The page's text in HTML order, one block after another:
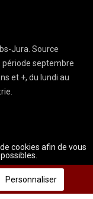
Jura. Source
période septembre
et +, du lundi au
réservés
cookies afin de vous
Personnaliser